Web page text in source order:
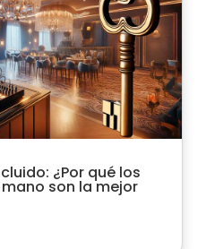
¿Por qué los
son la mejor